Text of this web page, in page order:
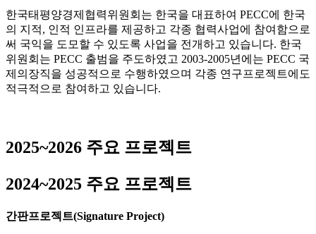
한국태평양경제협력위원회는 한국을 대표하여 PECC에 한국
의 지적, 인적 인프라를 제공하고 각종 협력사업에 참여함으로
써 국익을 도모할 수 있도록 사업을 전개하고 있습니다. 한국
위원회는 PECC 출범을 주도하였고 2003-2005년에는 PECC 국
제의장직을 성공적으로 수행하였으며 각종 연구프로젝트에도
적극적으로 참여하고 있습니다.
2025~2026 주요 프로젝트
2024~2025 주요 프로젝트
간판프로젝트(Signature Project)